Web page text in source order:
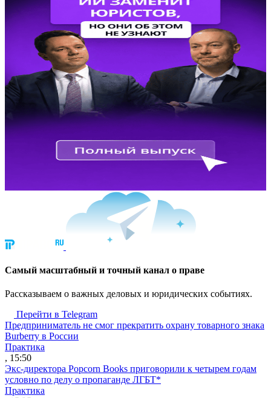
Cамый масштабный и точный канал о праве
Рассказываем о важных деловых и юридических событиях.
Перейти в Telegram
Предприниматель не смог прекратить охрану товарного знака
Burberry в России
Практика
, 15:50
Экс-директора Popcorn Books приговорили к четырем годам
условно по делу о пропаганде ЛГБТ*
Практика